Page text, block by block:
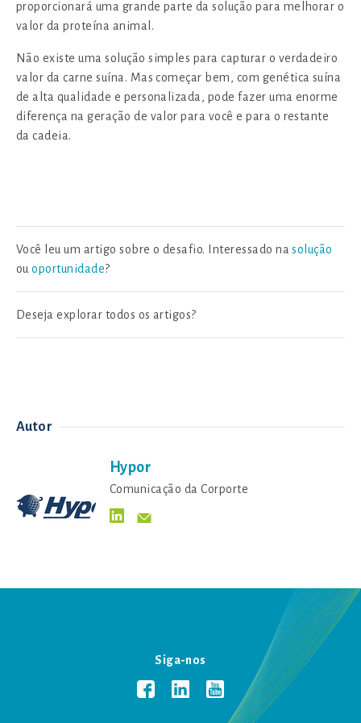
proporcionará uma grande parte da solução para melhorar o
valor da proteína animal.
Não existe uma solução simples para capturar o verdadeiro
valor da carne suína. Mas começar bem, com genética suína
de alta qualidade e personalizada, pode fazer uma enorme
diferença na geração de valor para você e para o restante
da cadeia.
Você leu um artigo sobre o desafio. Interessado nasolução
ouoportunidade?
Deseja explorar todos os artigos?
Autor
Hypor
Comunicação da Corporte
Siga-nos